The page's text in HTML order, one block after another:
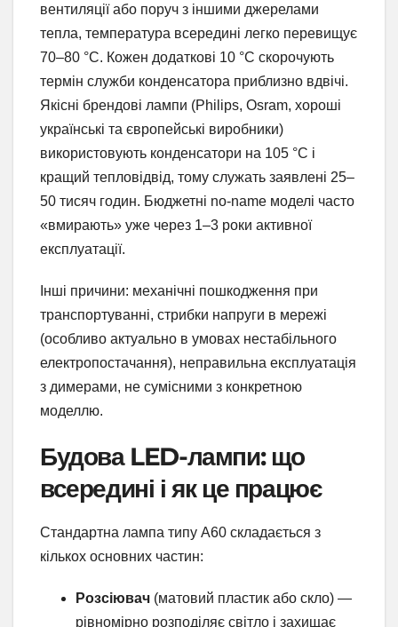
вентиляції або поруч з іншими джерелами
тепла, температура всередині легко перевищує
70–80 °C. Кожен додаткові 10 °C скорочують
термін служби конденсатора приблизно вдвічі.
Якісні брендові лампи (Philips, Osram, хороші
українські та європейські виробники)
використовують конденсатори на 105 °C і
кращий тепловідвід, тому служать заявлені 25–
50 тисяч годин. Бюджетні no-name моделі часто
«вмирають» уже через 1–3 роки активної
експлуатації.
Інші причини: механічні пошкодження при
транспортуванні, стрибки напруги в мережі
(особливо актуально в умовах нестабільного
електропостачання), неправильна експлуатація
з димерами, не сумісними з конкретною
моделлю.
Будова LED-лампи: що
всередині і як це працює
Стандартна лампа типу A60 складається з
кількох основних частин:
Розсіювач (матовий пластик або скло) —
рівномірно розподіляє світло і захищає